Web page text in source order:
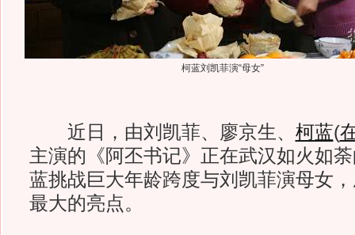
柯蓝刘凯菲演“母女”
近日，由刘凯菲、廖京生、 柯蓝(
主演的《阿丕书记》正在武汉如火如
蓝挑战巨大年龄跨度与刘凯菲演母女
最大的亮点。